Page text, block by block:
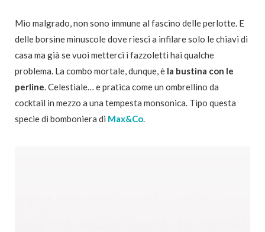
Mio malgrado, non sono immune al fascino delle perlotte. E
delle borsine minuscole dove riesci a infilare solo le chiavi di
casa ma già se vuoi metterci i fazzoletti hai qualche
problema. La combo mortale, dunque, è la bustina con le
perline. Celestiale… e pratica come un ombrellino da
cocktail in mezzo a una tempesta monsonica. Tipo questa
specie di bomboniera di Max&Co.